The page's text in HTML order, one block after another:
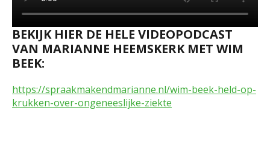
BEKIJK HIER DE HELE VIDEOPODCAST
VAN MARIANNE HEEMSKERK MET WIM
BEEK:
https://spraakmakendmarianne.nl/wim-beek-held-op-
krukken-over-ongeneeslijke-ziekte